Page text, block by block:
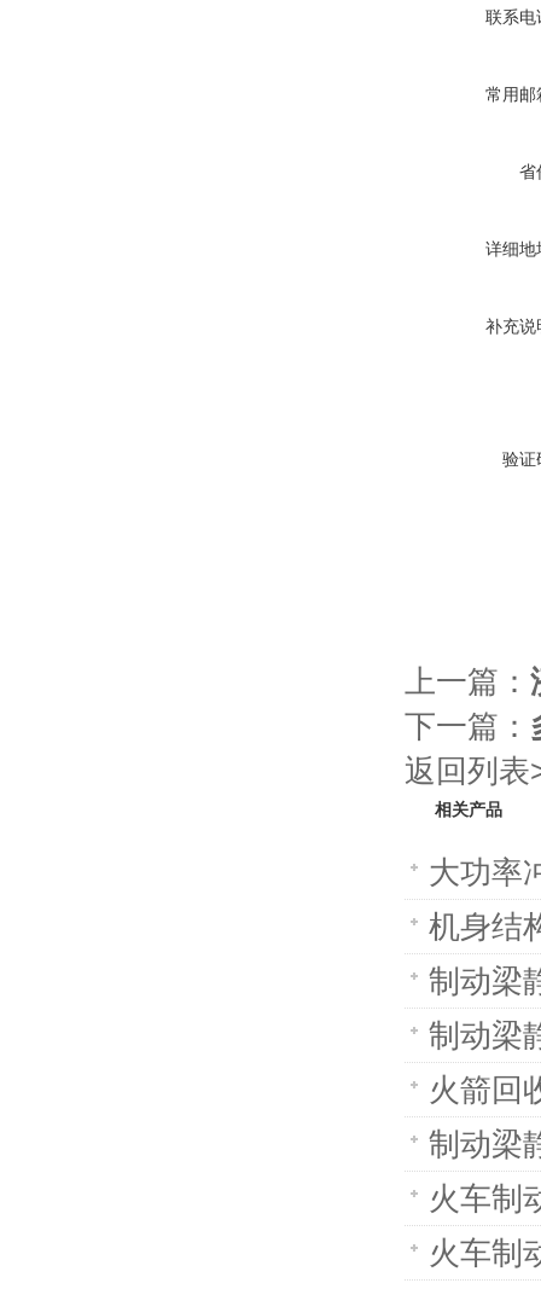
联系电
常用邮
省
详细地
补充说
验证
上一篇：
下一篇：
返回列表
相关产品
大功率
机身结
制动梁
制动梁
火箭回
制动梁
火车制
火车制